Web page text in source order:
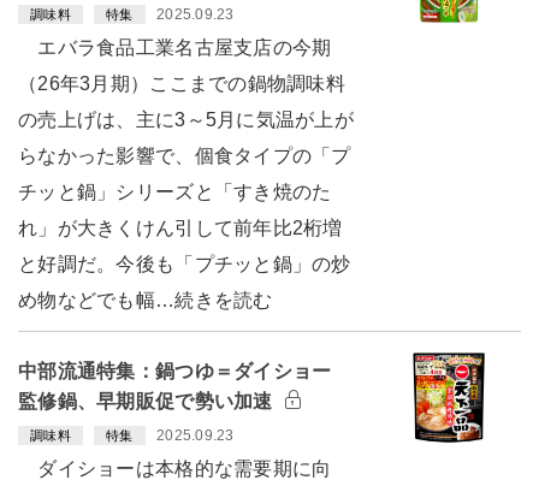
調味料 特集 2025.09.23
エバラ食品工業名古屋支店の今期
（26年3月期）ここまでの鍋物調味料
の売上げは、主に3～5月に気温が上が
らなかった影響で、個食タイプの「プ
チッと鍋」シリーズと「すき焼のた
れ」が大きくけん引して前年比2桁増
と好調だ。今後も「プチッと鍋」の炒
め物などでも幅…続きを読む
中部流通特集：鍋つゆ＝ダイショー
監修鍋、早期販促で勢い加速
調味料 特集 2025.09.23
ダイショーは本格的な需要期に向